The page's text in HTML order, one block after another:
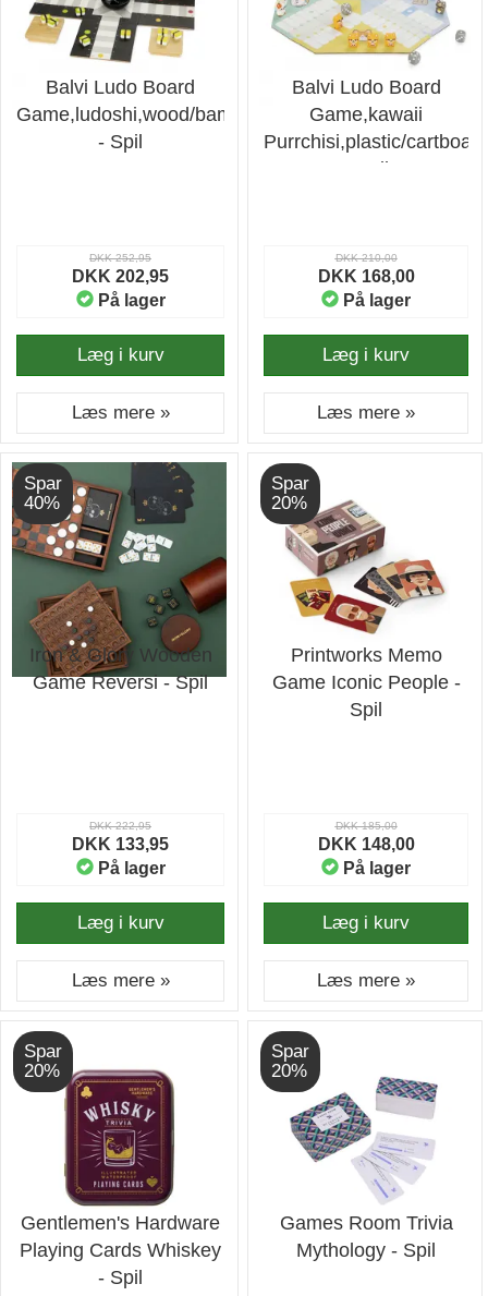
Balvi Ludo Board
Game,ludoshi,wood/bamboo
- Spil
DKK 252,95
DKK 202,95
På lager
Læg i kurv
Læs mere »
Balvi Ludo Board
Game,kawaii
Purrchisi,plastic/cartboard
- Spil
DKK 210,00
DKK 168,00
På lager
Læg i kurv
Læs mere »
Spar
40%
Iron & Glory Wooden
Game Reversi - Spil
DKK 222,95
DKK 133,95
På lager
Læg i kurv
Læs mere »
Spar
20%
Printworks Memo
Game Iconic People -
Spil
DKK 185,00
DKK 148,00
På lager
Læg i kurv
Læs mere »
Spar
20%
Gentlemen's Hardware
Playing Cards Whiskey
- Spil
Spar
20%
Games Room Trivia
Mythology - Spil